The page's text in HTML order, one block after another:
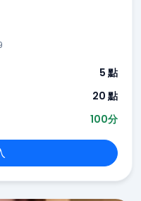
5 點
20 點
100分